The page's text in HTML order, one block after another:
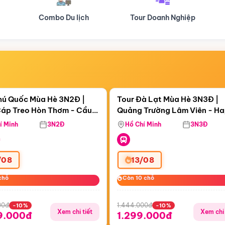
Tour Doanh Nghiệp Du lịch Hành Hương
09:22:52
Treo Hòn Thơm
Quốc Mùa Hè 3N2Đ |
Treo Hòn Thơm - Cầu
Viên Nước Aquatopia
Minh 3N2Đ
-10%
Xem chi tiết
Còn05 ngày 09:22:52
Tour Đà Lạt Mùa Hè 3N3Đ |
Quảng Trường Lâm Viên -
Hill - Puppy Farm
Hồ Chí Minh 3N3Đ
13/08
Còn 10 chỗ
Còn 10 chỗ
1.444.000đ -10%
1.299.000đ Xem